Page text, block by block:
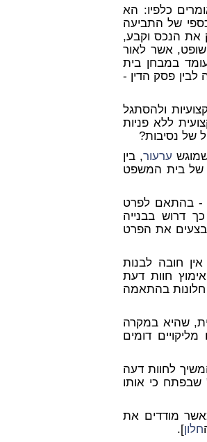
כלפיו: הא
של התביעה
את הנכס וקבע,
אשר לאור
במבחן בית
לבין פסק הדין -
ולהסתגל
ללא פניות
של נסיבות?
ערעור, בין
של בית המשפט
- בהתאם לפרט
דרוש בבנייה
מבצעים את הפרט
חובה לבנות
חוות דעת
חלונות בהתאמה
שהיא במקרה
דומים
לחוות דעה
כי אותו
חלון].